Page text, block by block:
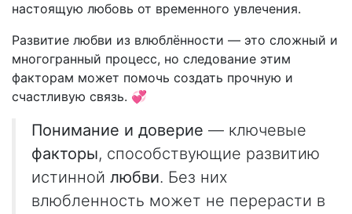
настоящую любовь от временного увлечения.
Развитие любви из влюблённости — это сложный и
многогранный процесс, но следование этим
факторам может помочь создать прочную и
счастливую связь. 💞
Понимание и доверие — ключевые
факторы, способствующие развитию
истинной любви. Без них
влюбленность может не перерасти в